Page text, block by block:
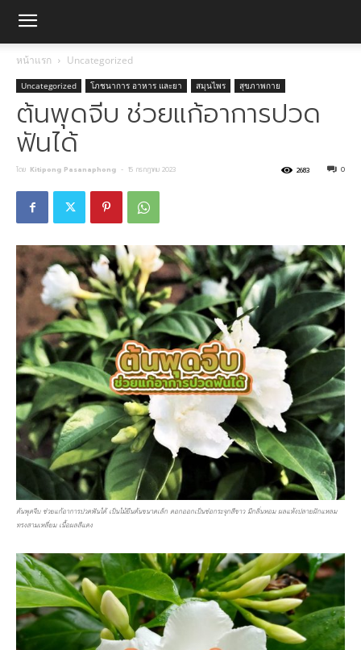
หน้าแรก Uncategorized
Uncategorized โภชนาการ อาหาร และยา สมุนไพร สุขภาพกาย
ต้นพุดจีบ ช่วยแก้อาการปวด
ฟันได้
โดย Kitipong Pasanaphong - 15 กรกฎาคม 2023 0
2683
ต้นพุดจีบ ช่วยแก้อาการปวดฟันได้ เป็นไม้ยืนต้นขนาดเล็ก ดอกออกเป็นช่อกระจุกสีขาว มีกลิ่นหอม ผลแห้งปลายฝักแหลม
ทรงสามเหลี่ยม เนื้อผลสีแดง